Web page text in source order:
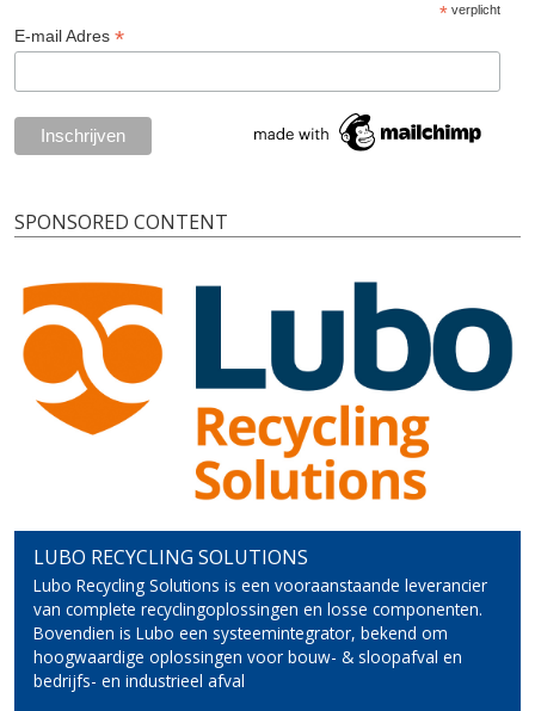
* verplicht
E-mail Adres *
SPONSORED CONTENT
LUBO RECYCLING SOLUTIONS
Lubo Recycling Solutions is een vooraanstaande leverancier
van complete recyclingoplossingen en losse componenten.
Bovendien is Lubo een systeemintegrator, bekend om
hoogwaardige oplossingen voor bouw- & sloopafval en
bedrijfs- en industrieel afval